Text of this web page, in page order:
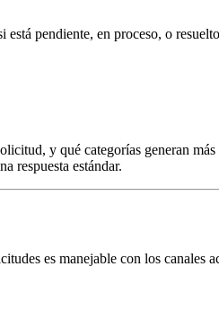
pendiente, en proceso, o
y qué categorías generan
respuesta estándar.
es manejable con los canales